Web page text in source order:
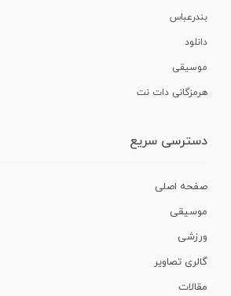
بندرعباس
دانلود
موسیقی
هرمزگانی دات نت
دسترسی سریع
صفحه اصلی
موسیقی
ورزشی
گالری تصاویر
مقالات